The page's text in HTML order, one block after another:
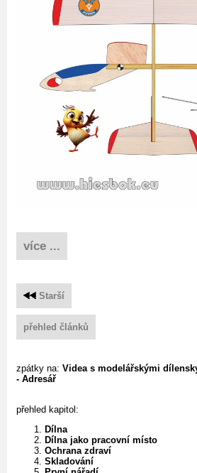
více ...
Starší
přehled článků
zpátky na: Videa s modelářskými
- Adresář
přehled kapitol:
Dílna
Dílna jako pracovní místo
Ochrana zdraví
Skladování